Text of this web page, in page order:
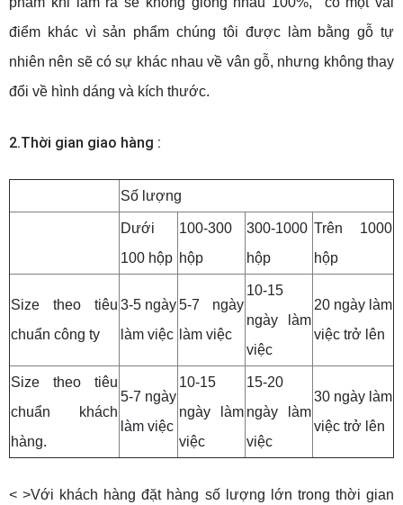
điểm khác vì sản phẩm chúng tôi được làm bằng gỗ tự
nhiên nên sẽ có sự khác nhau về vân gỗ, nhưng không thay
đổi về hình dáng và kích thước.
2.Thời gian giao hàng :
Số lượng
Dưới
100 hộp
100-300
hộp
300-1000
hộp
Trên 1000
hộp
Size theo tiêu
chuẩn công ty
3-5 ngày
làm việc
5-7 ngày
làm việc
10-15
ngày làm
việc
20 ngày làm
việc trở lên
Size theo tiêu
chuẩn khách
hàng.
5-7 ngày
làm việc
10-15
ngày làm
việc
15-20
ngày làm
việc
30 ngày làm
việc trở lên
< >Với khách hàng đặt hàng số lượng lớn trong thời gian